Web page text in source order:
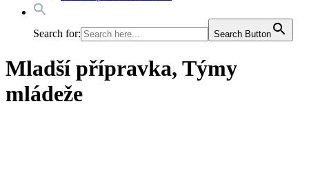
Search for: Search Button
Mladší přípravka, Týmy
mládeže